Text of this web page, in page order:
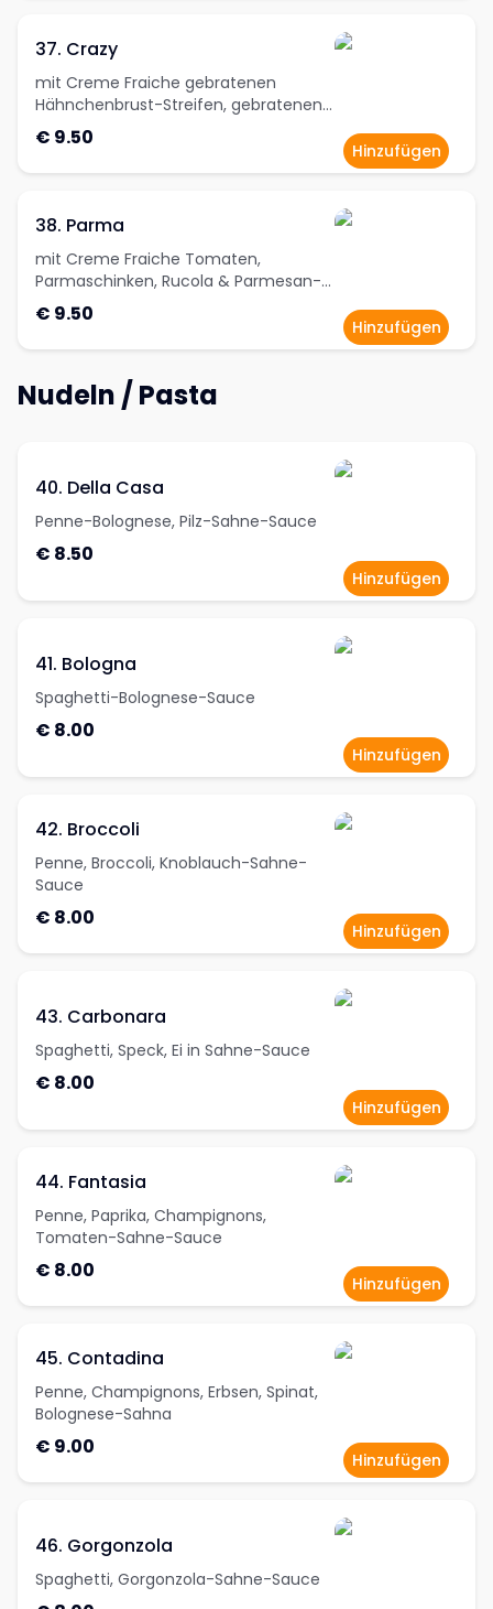
37. Crazy
mit Creme Fraiche gebratenen
Hähnchenbrust-Streifen, gebratenen
Champignons, Mais & Käse
€ 9.50
Hinzufügen
38. Parma
mit Creme Fraiche Tomaten,
Parmaschinken, Rucola & Parmesan-
Splitter
€ 9.50
Hinzufügen
Nudeln / Pasta
40. Della Casa
Penne-Bolognese, Pilz-Sahne-Sauce
€ 8.50
Hinzufügen
41. Bologna
Spaghetti-Bolognese-Sauce
€ 8.00
Hinzufügen
42. Broccoli
Penne, Broccoli, Knoblauch-Sahne-
Sauce
€ 8.00
Hinzufügen
43. Carbonara
Spaghetti, Speck, Ei in Sahne-Sauce
€ 8.00
Hinzufügen
44. Fantasia
Penne, Paprika, Champignons,
Tomaten-Sahne-Sauce
€ 8.00
Hinzufügen
45. Contadina
Penne, Champignons, Erbsen, Spinat,
Bolognese-Sahna
€ 9.00
Hinzufügen
46. Gorgonzola
Spaghetti, Gorgonzola-Sahne-Sauce